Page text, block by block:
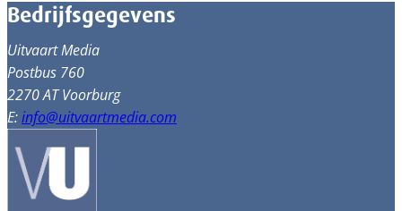
Bedrijfsgegevens
Uitvaart Media
Postbus 760
2270 AT Voorburg
E:info@uitvaartmedia.com